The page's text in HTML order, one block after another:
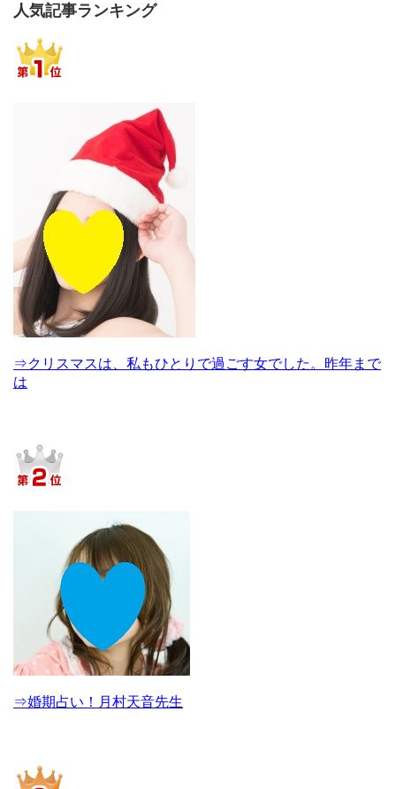
人気記事ランキング
⇒クリスマスは、私もひとりで過ごす女でした。昨年まで
は
⇒婚期占い！月村天音先生